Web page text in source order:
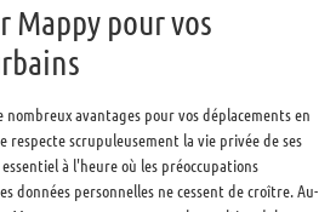
Mappy pour vos
avantages pour vos déplacements en
respecte scrupuleusement la vie privée de ses
à l'heure où les préoccupations
données personnelles ne cessent de croître. Au-